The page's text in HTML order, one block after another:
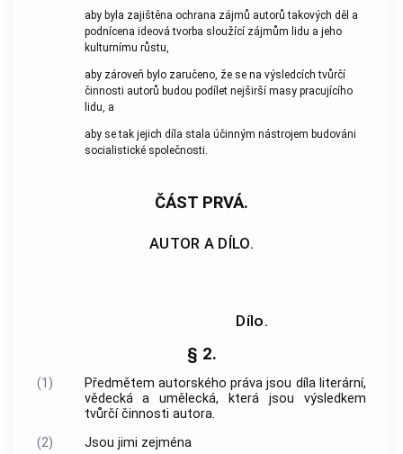
aby byla zajištěna ochrana zájmů autorů takových děl a
podnícena ideová tvorba sloužící zájmům lidu a jeho
kulturnímu růstu,
aby zároveň bylo zaručeno, že se na výsledcích tvůrčí
činnosti autorů budou podílet nejširší masy pracujícího
lidu, a
aby se tak jejich díla stala účinným nástrojem budováni
socialistické společnosti.
ČÁST PRVÁ.
AUTOR A DÍLO.
Dílo.
§ 2.
(1)
Předmětem autorského práva jsou díla literární,
vědecká a umělecká, která jsou výsledkem
tvůrčí činnosti autora.
(2)
Jsou jimi zejména